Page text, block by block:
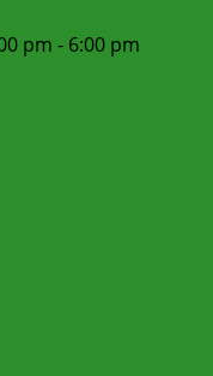
pm - 6:00 pm